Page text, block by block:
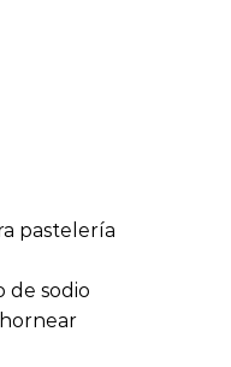
pastelería
de sodio